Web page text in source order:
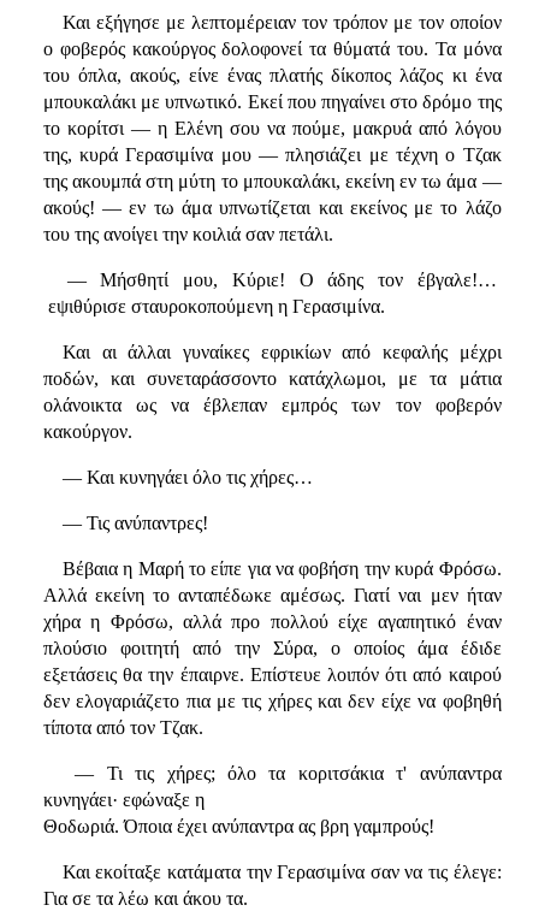
Και εξήγησε με λεπτομέρειαν τον τρόπον με τον οποίον
ο φοβερός κακούργος δολοφονεί τα θύματά του. Τα μόνα
του όπλα, ακούς, είνε ένας πλατής δίκοπος λάζος κι ένα
μπουκαλάκι με υπνωτικό. Εκεί που πηγαίνει στο δρόμο της
το κορίτσι — η Ελένη σου να πούμε, μακρυά από λόγου
της, κυρά Γερασιμίνα μου — πλησιάζει με τέχνη ο Τζακ
της ακουμπά στη μύτη το μπουκαλάκι, εκείνη εν τω άμα —
ακούς! — εν τω άμα υπνωτίζεται και εκείνος με το λάζο
του της ανοίγει την κοιλιά σαν πετάλι.
— Μήσθητί μου, Κύριε! Ο άδης τον έβγαλε!…
εψιθύρισε σταυροκοπούμενη η Γερασιμίνα.
Και αι άλλαι γυναίκες εφρικίων από κεφαλής μέχρι
ποδών, και συνεταράσσοντο κατάχλωμοι, με τα μάτια
ολάνοικτα ως να έβλεπαν εμπρός των τον φοβερόν
κακούργον.
— Και κυνηγάει όλο τις χήρες…
— Τις ανύπαντρες!
Βέβαια η Μαρή το είπε για να φοβήση την κυρά Φρόσω.
Αλλά εκείνη το ανταπέδωκε αμέσως. Γιατί ναι μεν ήταν
χήρα η Φρόσω, αλλά προ πολλού είχε αγαπητικό έναν
πλούσιο φοιτητή από την Σύρα, ο οποίος άμα έδιδε
εξετάσεις θα την έπαιρνε. Επίστευε λοιπόν ότι από καιρού
δεν ελογαριάζετο πια με τις χήρες και δεν είχε να φοβηθή
τίποτα από τον Τζακ.
— Τι τις χήρες; όλο τα κοριτσάκια τ' ανύπαντρα
κυνηγάει· εφώναξε η
Θοδωριά. Όποια έχει ανύπαντρα ας βρη γαμπρούς!
Και εκοίταξε κατάματα την Γερασιμίνα σαν να τις έλεγε:
Για σε τα λέω και άκου τα.